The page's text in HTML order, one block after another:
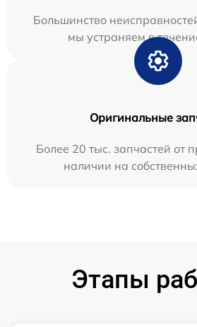
Большинство
мы устраняем в
Оригинальные
Более 20 тыс. запчастей от
наличии на
Этапы